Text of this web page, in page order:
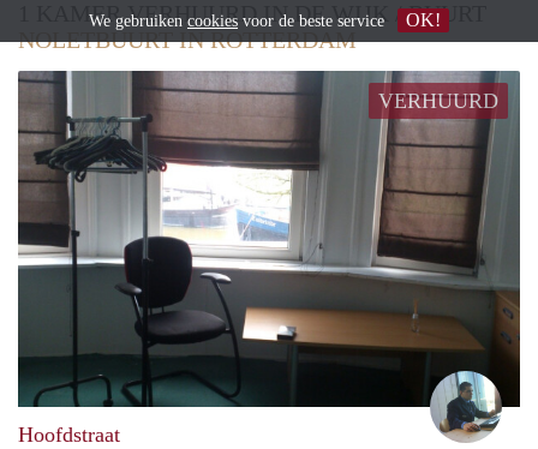
1 KAMER VERHUURD IN DE WIJK / BUURT
NOLETBUURT IN ROTTERDAM
VERHUURD
Hoofdstraat
We gebruiken cookies voor de beste service OK!